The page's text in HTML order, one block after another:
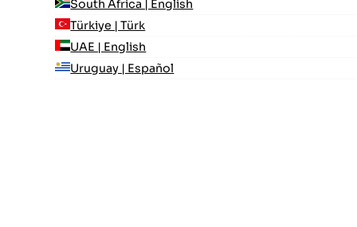
South Africa | English
Türkiye | Türk
UAE | English
Uruguay | Español